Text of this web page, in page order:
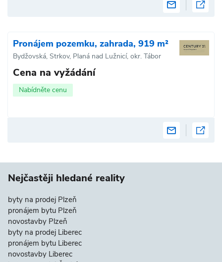
Pronájem pozemku, zahrada, 919 m²
Bydžovská, Strkov, Planá nad Lužnicí, okr. Tábor
Cena na vyžádání
Nabídněte cenu
Nejčastěji hledané reality
byty na prodej Plzeň
pronájem bytu Plzeň
novostavby Plzeň
byty na prodej Liberec
pronájem bytu Liberec
novostavby Liberec